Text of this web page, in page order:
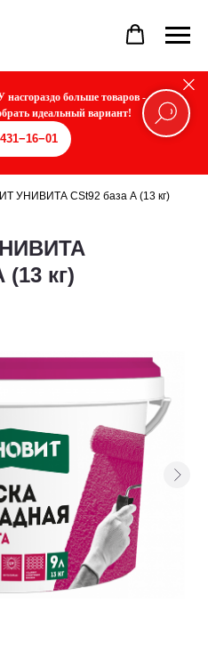
больше товаров -
идеальный вариант!
УНИВИТА CSt92 база А (13 кг)
(13 кг)